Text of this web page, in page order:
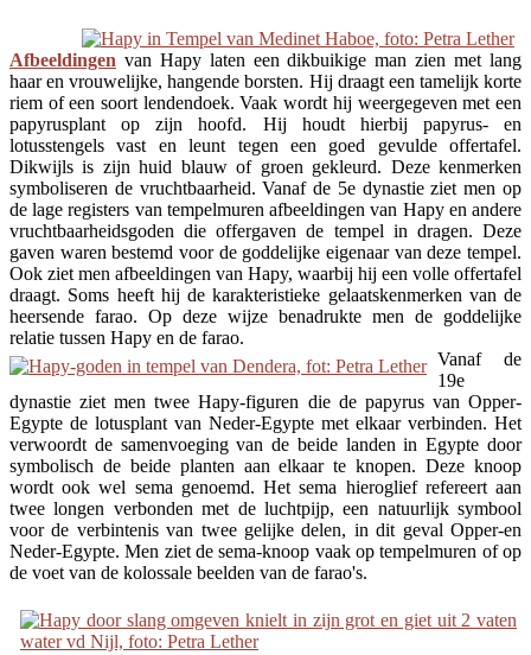
Afbeeldingen van Hapy laten een dikbuikige man zien met lang
haar en vrouwelijke, hangende borsten. Hij draagt een tamelijk korte
riem of een soort lendendoek. Vaak wordt hij weergegeven met een
papyrusplant op zijn hoofd. Hij houdt hierbij papyrus- en
lotusstengels vast en leunt tegen een goed gevulde offertafel.
Dikwijls is zijn huid blauw of groen gekleurd. Deze kenmerken
symboliseren de vruchtbaarheid. Vanaf de 5e dynastie ziet men op
de lage registers van tempelmuren afbeeldingen van Hapy en andere
vruchtbaarheidsgoden die offergaven de tempel in dragen. Deze
gaven waren bestemd voor de goddelijke eigenaar van deze tempel.
Ook ziet men afbeeldingen van Hapy, waarbij hij een volle offertafel
draagt. Soms heeft hij de karakteristieke gelaatskenmerken van de
heersende farao. Op deze wijze benadrukte men de goddelijke
relatie tussen Hapy en de farao.
Vanaf de
19e
dynastie ziet men twee Hapy-figuren die de papyrus van Opper-
Egypte de lotusplant van Neder-Egypte met elkaar verbinden. Het
verwoordt de samenvoeging van de beide landen in Egypte door
symbolisch de beide planten aan elkaar te knopen. Deze knoop
wordt ook wel sema genoemd. Het sema hieroglief refereert aan
twee longen verbonden met de luchtpijp, een natuurlijk symbool
voor de verbintenis van twee gelijke delen, in dit geval Opper-en
Neder-Egypte. Men ziet de sema-knoop vaak op tempelmuren of op
de voet van de kolossale beelden van de farao's.